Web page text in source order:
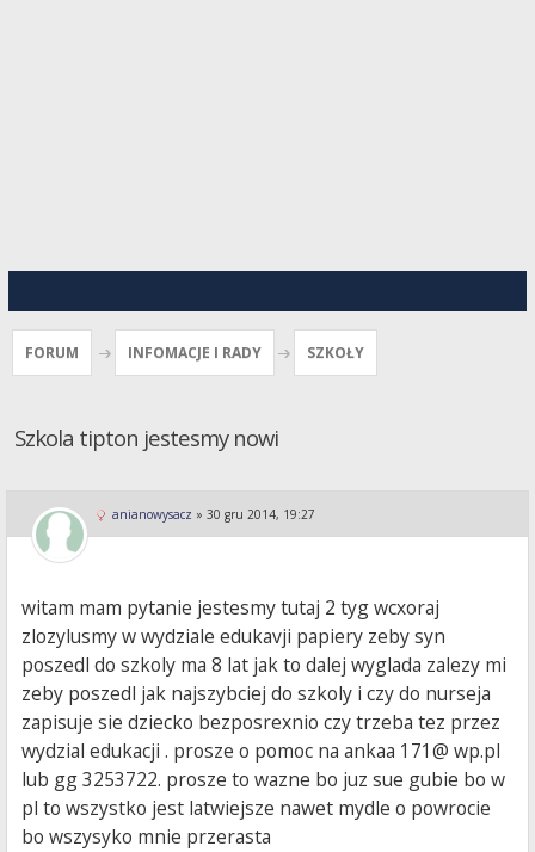
FORUM INFOMACJE I RADY SZKOŁY
Szkola tipton jestesmy nowi
anianowysacz » 30 gru 2014, 19:27
witam mam pytanie jestesmy tutaj 2 tyg wcxoraj
zlozylusmy w wydziale edukavji papiery zeby syn
poszedl do szkoly ma 8 lat jak to dalej wyglada zalezy mi
zeby poszedl jak najszybciej do szkoly i czy do nurseja
zapisuje sie dziecko bezposrexnio czy trzeba tez przez
wydzial edukacji . prosze o pomoc na ankaa 171@ wp.pl
lub gg 3253722. prosze to wazne bo juz sue gubie bo w
pl to wszystko jest latwiejsze nawet mydle o powrocie
bo wszysyko mnie przerasta